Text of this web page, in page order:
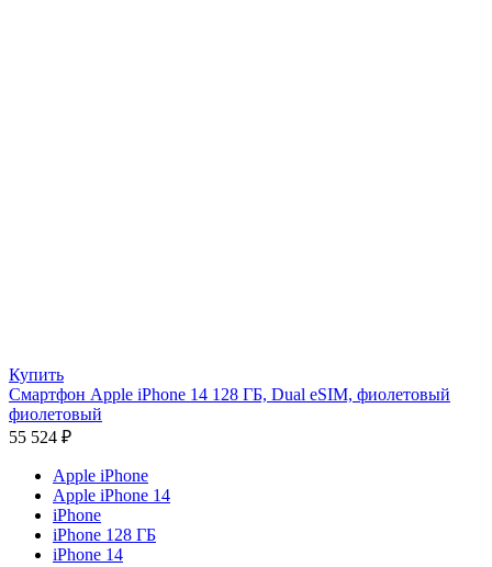
Купить
Смартфон Apple iPhone 14 128 ГБ, Dual eSIM, фиолетовый
фиолетовый
55 524 ₽
Apple iPhone
Apple iPhone 14
iPhone
iPhone 128 ГБ
iPhone 14